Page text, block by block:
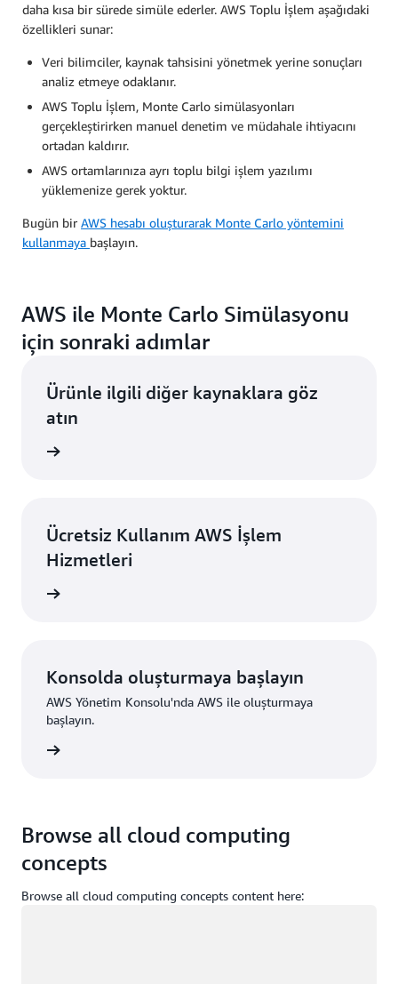
daha kısa bir sürede simüle ederler. AWS Toplu İşlem aşağıdaki
özellikleri sunar:
Veri bilimciler, kaynak tahsisini yönetmek yerine sonuçları
analiz etmeye odaklanır.
AWS Toplu İşlem, Monte Carlo simülasyonları
gerçekleştirirken manuel denetim ve müdahale ihtiyacını
ortadan kaldırır.
AWS ortamlarınıza ayrı toplu bilgi işlem yazılımı
yüklemenize gerek yoktur.
Bugün bir AWS hesabı oluşturarak Monte Carlo yöntemini
kullanmaya başlayın.
AWS ile Monte Carlo Simülasyonu
için sonraki adımlar
Ürünle ilgili diğer kaynaklara göz
atın
Ücretsiz Kullanım AWS İşlem
Hizmetleri
Konsolda oluşturmaya başlayın
AWS Yönetim Konsolu'nda AWS ile oluşturmaya
başlayın.
Browse all cloud computing
concepts
Browse all cloud computing concepts content here: